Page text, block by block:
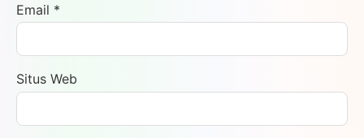
Email *
Situs Web